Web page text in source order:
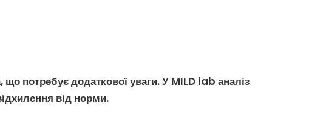
потребує додаткової уваги. У MILD lab аналіз
від норми.